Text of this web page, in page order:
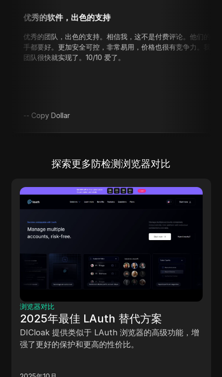
的软件，出色的支持
的团队，出色的支持。相信我，这不是付费评论。他们的防检测软件比
要好。更加安全可控，非常易用，价格也很有竞争力。我提出了一个需
很快就实现了。10/10 爱了。
Dollar
探索更多防检测浏览器对比
替代方案
浏览器的高级功能，增
性价比。
Lalicat 是一个强大的工具
的功能，使用起来更简单